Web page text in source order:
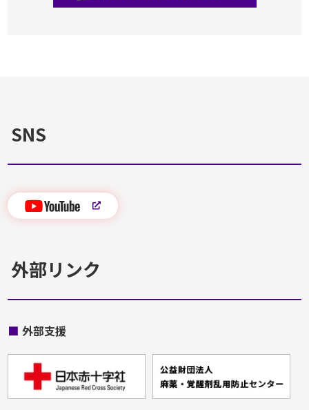
SNS
外部リンク
■ 外部支援